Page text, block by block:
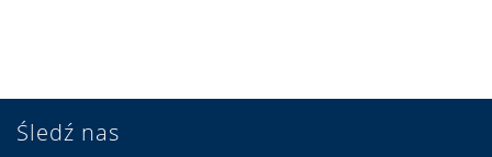
Śledź nas